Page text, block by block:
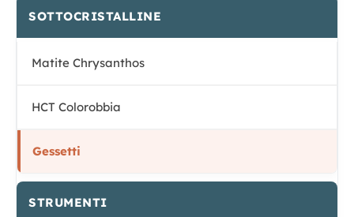
SOTTOCRISTALLINE
Matite Chrysanthos
HCT Colorobbia
Gessetti
STRUMENTI